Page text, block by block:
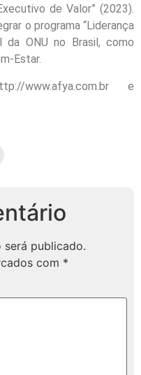
de Valor” (2023).
o programa “Liderança
ONU no Brasil, como
Estar.
www.afya.com.br e
será publicado.
com *